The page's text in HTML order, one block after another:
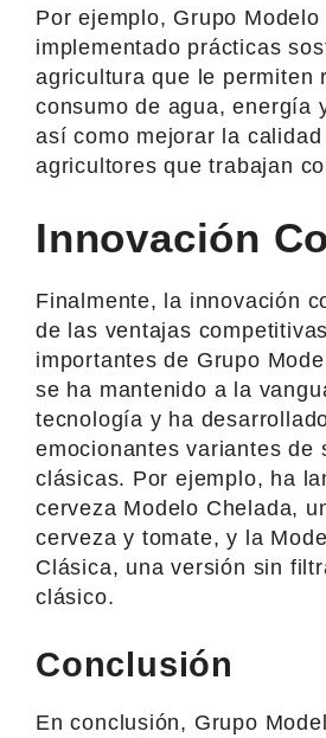
Por ejemplo, Grupo Modelo
implementado prácticas
agricultura que le permiten
consumo de agua, energía
así como mejorar la
agricultores que trabajan
Innovación
Finalmente, la innovación
de las ventajas
importantes de Grupo
se ha mantenido a la
tecnología y ha
emocionantes variantes de
clásicas. Por ejemplo, ha
cerveza Modelo Chelada,
cerveza y tomate, y la
Clásica, una versión sin
clásico.
Conclusión
En conclusión, Grupo